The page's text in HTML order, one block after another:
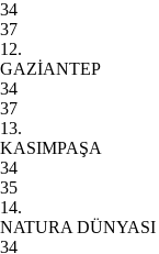
34
37
12.
GAZİANTEP
34
37
13.
KASIMPAŞA
34
35
14.
NATURA
34